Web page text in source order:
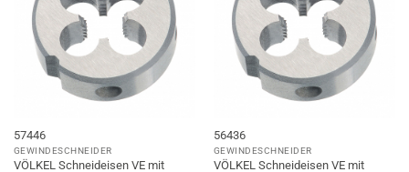
57446
GEWINDESCHNEIDER
VÖLKEL Schneideisen VE mit
56436
GEWINDESCHNEIDER
VÖLKEL Schneideisen VE mit